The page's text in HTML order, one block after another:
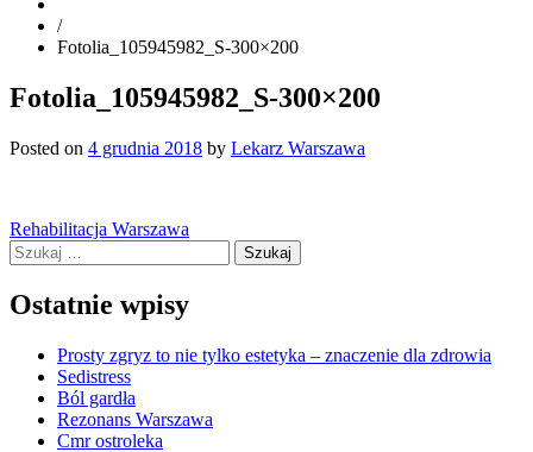
/
Fotolia_105945982_S-300×200
Fotolia_105945982_S-300×200
Posted on 4 grudnia 2018 by Lekarz Warszawa
Nawigacja
wpisu
Rehabilitacja Warszawa
Szukaj:
Ostatnie wpisy
Prosty zgryz to nie tylko estetyka – znaczenie dla zdrowia
Sedistress
Ból gardła
Rezonans Warszawa
Cmr ostroleka